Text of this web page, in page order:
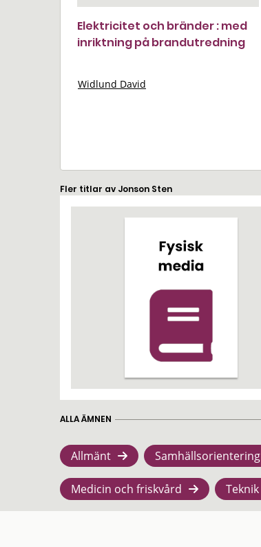
Elektricitet och bränder : med
inriktning på brandutredning
Widlund David
Fler titlar av Jonson Sten
ALLA ÄMNEN
Allmänt Samhällsorientering
Medicin och friskvård Teknik